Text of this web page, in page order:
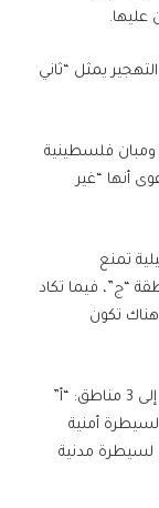
عليها.
يمثل “ثاني
ومبان فلسطينية
أنها “غير
تمنع
“ج”، فيما تكاد
تكون
وصنفت اتفاقية “أوسلو 2” (1995) أراضي الضفة إلى 3 مناطق: “أ”
أمنية
لسيطرة مدنية